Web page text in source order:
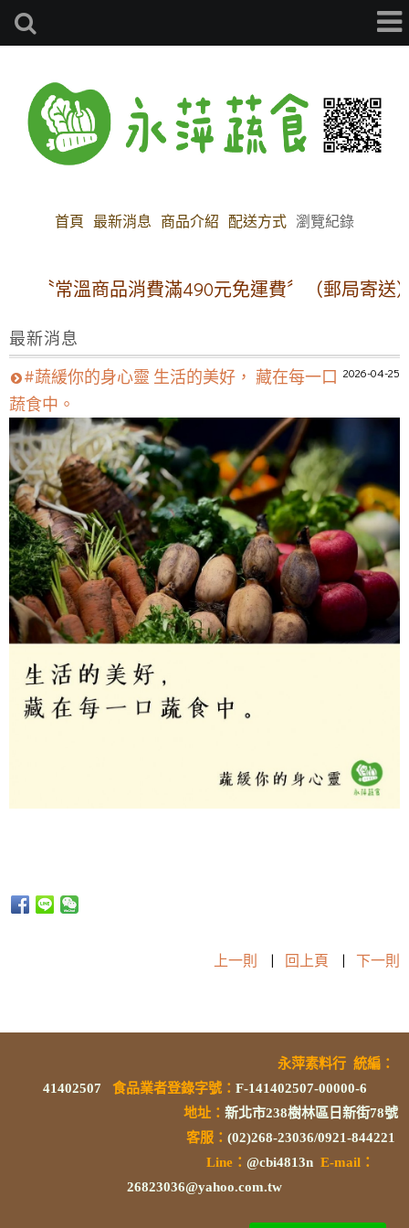
首頁 最新消息 商品介紹 配送方式 瀏覽紀錄
〝常溫商品消費滿490元免運費〞（郵局寄送）
最新消息
2026-04-25
#蔬緩你的身心靈 生活的美好， 藏在每一口
蔬食中。
上一則 | 回上頁 | 下一則
永萍素料行 統編 ：
41402507
食品業者登錄字號： F-141402507-00000-6
地址： 新北市238樹林區日新街78號
客服： (02)268-23036/0921-844221
Line： @cbi4813n E-mail：
26823036@yahoo.com.tw